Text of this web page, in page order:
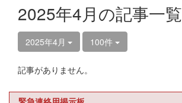
2025年4月の記事一覧
2025年4月 100件
記事がありません。